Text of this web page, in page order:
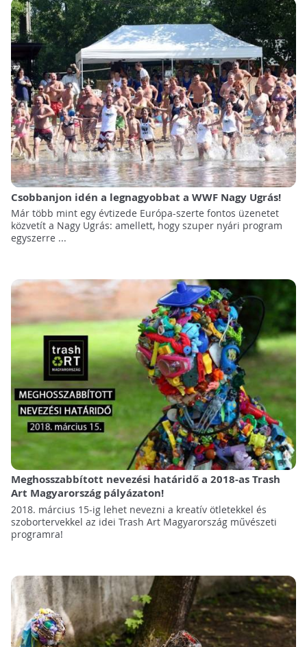
Csobbanjon idén a legnagyobbat a WWF Nagy Ugrás!
Már több mint egy évtizede Európa-szerte fontos üzenetet
közvetít a Nagy Ugrás: amellett, hogy szuper nyári program
egyszerre ...
Meghosszabbított nevezési határidő a 2018-as Trash
Art Magyarország pályázaton!
2018. március 15-ig lehet nevezni a kreatív ötletekkel és
szobortervekkel az idei Trash Art Magyarország művészeti
programra!